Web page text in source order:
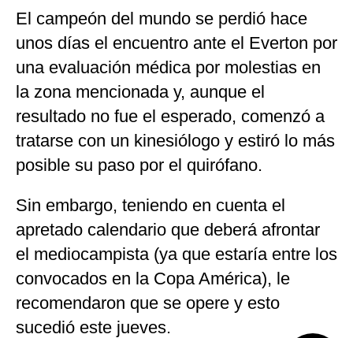
El campeón del mundo se perdió hace
unos días el encuentro ante el Everton por
una evaluación médica por molestias en
la zona mencionada y, aunque el
resultado no fue el esperado, comenzó a
tratarse con un kinesiólogo y estiró lo más
posible su paso por el quirófano.
Sin embargo, teniendo en cuenta el
apretado calendario que deberá afrontar
el mediocampista (ya que estaría entre los
convocados en la Copa América), le
recomendaron que se opere y esto
sucedió este jueves.